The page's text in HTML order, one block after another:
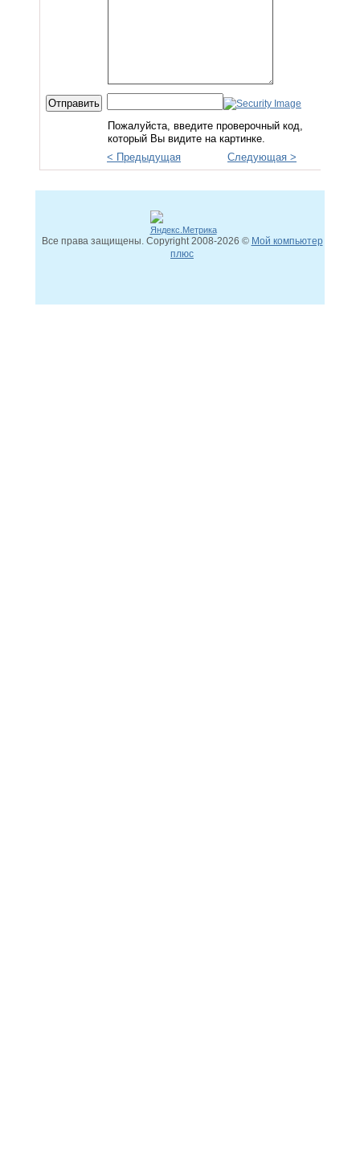
Пожалуйста, введите проверочный код,
который Вы видите на картинке.
< Предыдущая
Следующая >
Все права защищены. Copyright2008-2026 © Мой компьютер
плюс